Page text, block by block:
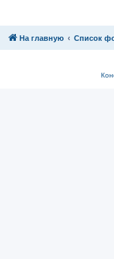
На главную Список